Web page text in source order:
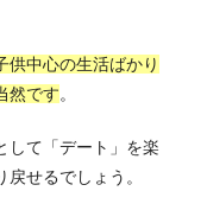
供中心の生活ばかり
然です。
して「デート」を楽
せるでしょう。